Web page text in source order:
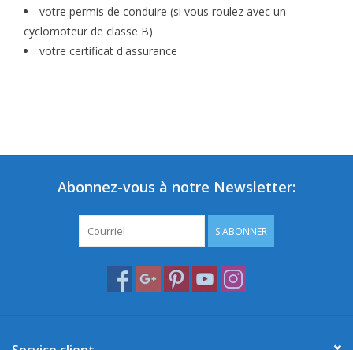
votre permis de conduire (si vous roulez avec un
cyclomoteur de classe B)
votre certificat d'assurance
Abonnez-vous à notre Newsletter:
S'ABONNER